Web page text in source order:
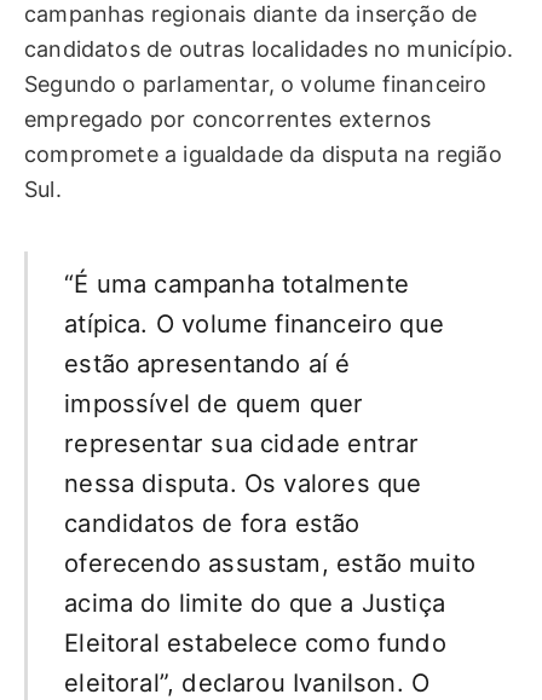
campanhas regionais diante da inserção de
candidatos de outras localidades no município.
Segundo o parlamentar, o volume financeiro
empregado por concorrentes externos
compromete a igualdade da disputa na região
Sul.
“É uma campanha totalmente
atípica. O volume financeiro que
estão apresentando aí é
impossível de quem quer
representar sua cidade entrar
nessa disputa. Os valores que
candidatos de fora estão
oferecendo assustam, estão muito
acima do limite do que a Justiça
Eleitoral estabelece como fundo
eleitoral”, declarou Ivanilson. O